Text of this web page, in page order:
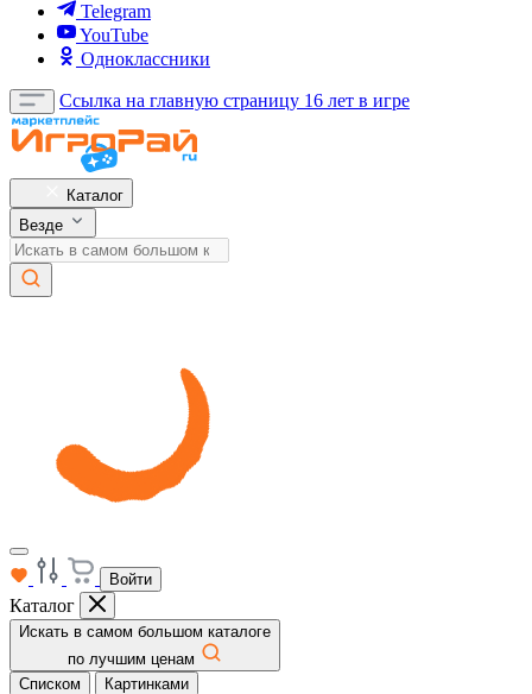
Telegram
YouTube
Одноклассники
Ссылка на главную страницу 16 лет в игре
Каталог
Везде
Войти
Каталог
Искать в самом большом каталоге
по лучшим ценам
Списком
Картинками